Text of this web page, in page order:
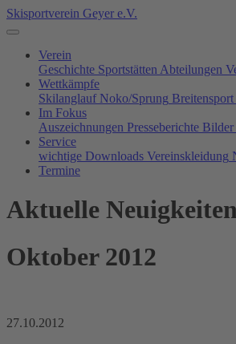
Skisportverein Geyer e.V.
Verein
Geschichte Sportstätten Abteilungen
Wettkämpfe
Skilanglauf Noko/Sprung Breitensport
Im Fokus
Auszeichnungen Presseberichte Bilder
Service
wichtige Downloads Vereinskleidung
Termine
Aktuelle
Oktober 2012
27.10.2012